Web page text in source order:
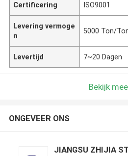
Certificering ISO9001
Levering vermoge
n
5000 Ton/
Levertijd 7~20 Dagen
Bekijk
ONGEVEER ONS
JIANGSU ZHIJIA